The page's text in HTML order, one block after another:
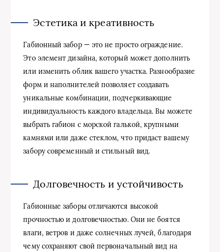
Эстетика и креативность
Габионный забор — это не просто ограждение.
Это элемент дизайна, который может дополнить
или изменить облик вашего участка. Разнообразие
форм и наполнителей позволяет создавать
уникальные комбинации, подчеркивающие
индивидуальность каждого владельца. Вы можете
выбрать габион с морской галькой, крупными
камнями или даже стеклом, что придаст вашему
забору современный и стильный вид.
Долговечность и устойчивость
Габионные заборы отличаются высокой
прочностью и долговечностью. Они не боятся
влаги, ветров и даже солнечных лучей, благодаря
чему сохраняют свой первоначальный вид на